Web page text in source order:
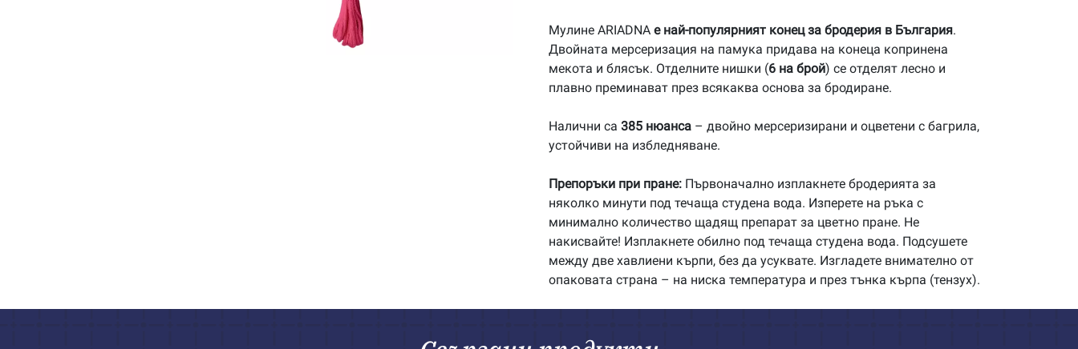
Мулине ARIADNA е най-популярният конец за бродерия в България.
Двойната мерсеризация на памука придава на конеца копринена
мекота и блясък. Отделните нишки (6 на брой) се отделят лесно и
плавно преминават през всякаква основа за бродиране.
Налични са 385 нюанса – двойно мерсеризирани и оцветени с багрила,
устойчиви на избледняване.
Препоръки при пране: Първоначално изплакнете бродерията за
няколко минути под течаща студена вода. Изперете на ръка с
минимално количество щадящ препарат за цветно пране. Не
накисвайте! Изплакнете обилно под течаща студена вода. Подсушете
между две хавлиени кърпи, без да усуквате. Изгладете внимателно от
опаковата страна – на ниска температура и през тънка кърпа (тензух).